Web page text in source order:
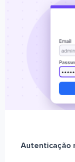
Autenticação